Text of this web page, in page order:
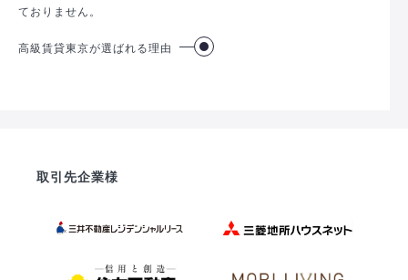
ておりません。
高級賃貸東京が選ばれる理由
取引先企業様